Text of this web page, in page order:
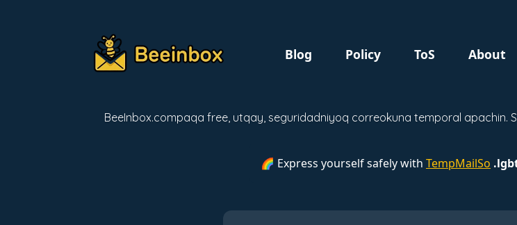
Blog Policy ToS About
BeeInbox.compaqa free, utqay, seguridadniyoq correokuna temporal apachin.
🌈 Express yourself safely with TempMailSo